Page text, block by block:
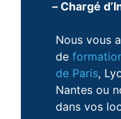
– Chargé
Nous vous
de
de Paris,
Nantes ou
dans vos